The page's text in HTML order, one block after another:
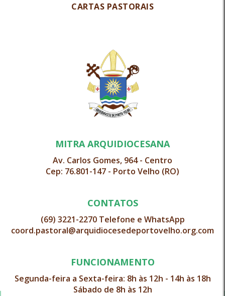
CARTAS PASTORAIS
MITRA ARQUIDIOCESANA
Av. Carlos Gomes, 964 - Centro
Cep: 76.801-147 - Porto Velho (RO)
CONTATOS
(69) 3221-2270 Telefone e WhatsApp
coord.pastoral@arquidiocesedeportovelho.org.com
FUNCIONAMENTO
Segunda-feira a Sexta-feira: 8h às 12h - 14h às 18h
Sábado de 8h às 12h